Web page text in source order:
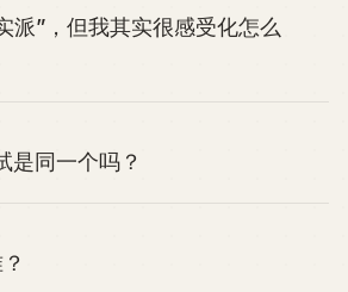
派”，但我其实很感受化怎么
是同一个吗？